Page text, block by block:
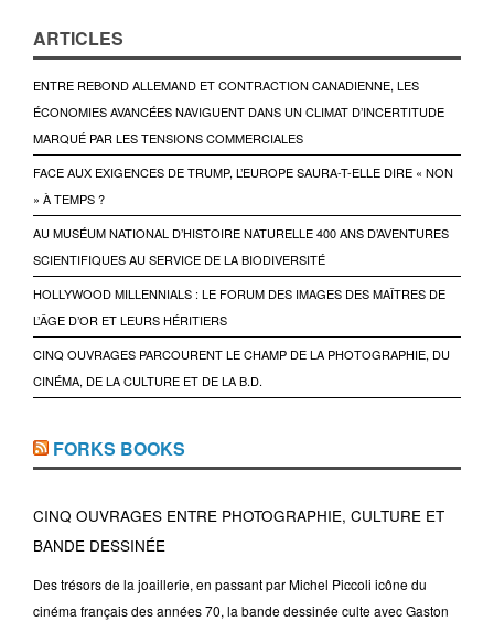
ARTICLES
ENTRE REBOND ALLEMAND ET CONTRACTION CANADIENNE, LES
ÉCONOMIES AVANCÉES NAVIGUENT DANS UN CLIMAT D’INCERTITUDE
MARQUÉ PAR LES TENSIONS COMMERCIALES
FACE AUX EXIGENCES DE TRUMP, L’EUROPE SAURA-T-ELLE DIRE « NON
» À TEMPS ?
AU MUSÉUM NATIONAL D’HISTOIRE NATURELLE 400 ANS D’AVENTURES
SCIENTIFIQUES AU SERVICE DE LA BIODIVERSITÉ
HOLLYWOOD MILLENNIALS : LE FORUM DES IMAGES DES MAÎTRES DE
L’ÂGE D’OR ET LEURS HÉRITIERS
CINQ OUVRAGES PARCOURENT LE CHAMP DE LA PHOTOGRAPHIE, DU
CINÉMA, DE LA CULTURE ET DE LA B.D.
FORKS BOOKS
CINQ OUVRAGES ENTRE PHOTOGRAPHIE, CULTURE ET
BANDE DESSINÉE
Des trésors de la joaillerie, en passant par Michel Piccoli icône du
cinéma français des années 70, la bande dessinée culte avec Gaston